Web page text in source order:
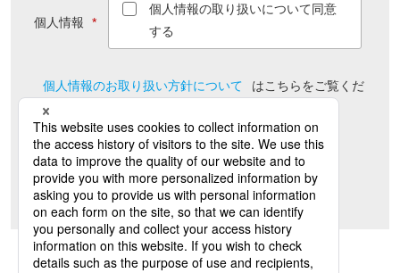
*
個人情報
個人情報の取り扱いについて同意
する
個人情報のお取り扱い方針について はこちらをご覧くだ
さい
送信